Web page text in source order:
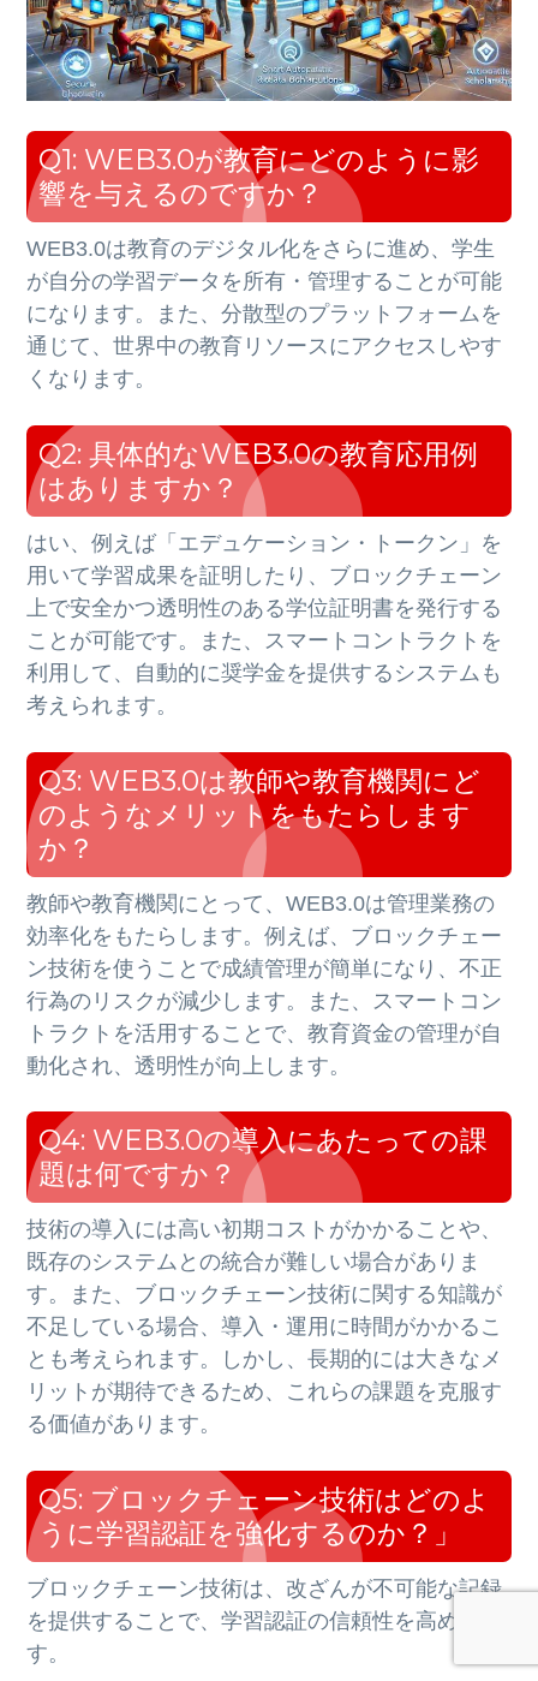
Q1: WEB3.0が教育にどのように影
響を与えるのですか？
WEB3.0は教育のデジタル化をさらに進め、学生
が自分の学習データを所有・管理することが可能
になります。また、分散型のプラットフォームを
通じて、世界中の教育リソースにアクセスしやす
くなります。
Q2: 具体的なWEB3.0の教育応用例
はありますか？
はい、例えば「エデュケーション・トークン」を
用いて学習成果を証明したり、ブロックチェーン
上で安全かつ透明性のある学位証明書を発行する
ことが可能です。また、スマートコントラクトを
利用して、自動的に奨学金を提供するシステムも
考えられます。
Q3: WEB3.0は教師や教育機関にど
のようなメリットをもたらします
か？
教師や教育機関にとって、WEB3.0は管理業務の
効率化をもたらします。例えば、ブロックチェー
ン技術を使うことで成績管理が簡単になり、不正
行為のリスクが減少します。また、スマートコン
トラクトを活用することで、教育資金の管理が自
動化され、透明性が向上します。
Q4: WEB3.0の導入にあたっての課
題は何ですか？
技術の導入には高い初期コストがかかることや、
既存のシステムとの統合が難しい場合がありま
す。また、ブロックチェーン技術に関する知識が
不足している場合、導入・運用に時間がかかるこ
とも考えられます。しかし、長期的には大きなメ
リットが期待できるため、これらの課題を克服す
る価値があります。
Q5: ブロックチェーン技術はどのよ
うに学習認証を強化するのか？」
ブロックチェーン技術は、改ざんが不可能な記録
を提供することで、学習認証の信頼性を高めま
す。